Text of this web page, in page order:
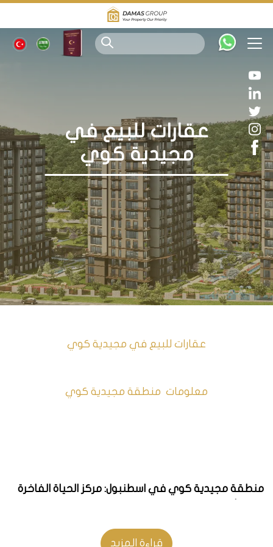
عقارات للبيع في
مجيدية كوي
عقارات للبيع في مجيدية كوي
معلومات منطقة مجيدية كوي
منطقة مجيدية كوي في اسطنبول: مركز الحياة الفاخرة
إذا كنت تبحث عن مكان مثالي للعيش أو الاستثمار في
قراءة المزيد